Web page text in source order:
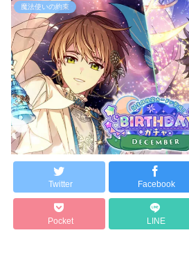
魔法使いの約束
Twitter Facebook
Pocket LINE